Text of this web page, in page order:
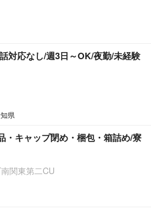
対応なし/週3日～OK/夜勤/未経験
県
・キャップ閉め・梱包・箱詰め/寮
関東第二CU